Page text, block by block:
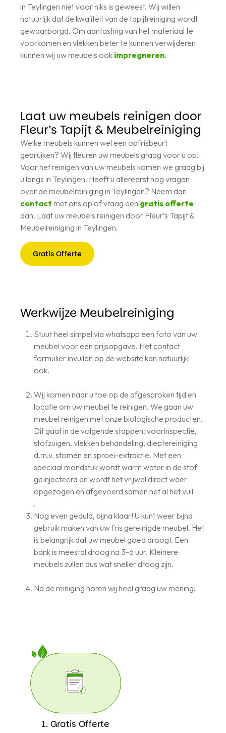
in Teylingen niet voor niks is geweest. Wij willen
natuurlijk dat de kwaliteit van de tapijtreiniging wordt
gewaarborgd. Om aantasting van het materiaal te
voorkomen en vlekken beter te kunnen verwijderen
kunnen wij uw meubels ook impregneren.
Laat uw meubels reinigen door
Fleur’s Tapijt & Meubelreiniging
Welke meubels kunnen wel een opfrisbeurt
gebruiken? Wij fleuren uw meubels graag voor u op!
Voor het reinigen van uw meubels komen we graag bij
u langs in Teylingen. Heeft u allereerst nog vragen
over de meubelreiniging in Teylingen? Neem dan
contact met ons op of vraag een gratis offerte
aan. Laat uw meubels reinigen door Fleur’s Tapijt &
Meubelreiniging in Teylingen.
Gratis Offerte
Werkwijze Meubelreiniging
Stuur heel simpel via whatsapp een foto van uw
meubel voor een prijsopgave. Het contact
formulier invullen op de website kan natuurlijk
ook.
Wij komen naar u toe op de afgesproken tijd en
locatie om uw meubel te reinigen. We gaan uw
meubel reinigen met onze biologische producten.
Dit gaat in de volgende stappen; voorinspectie,
stofzuigen, vlekken behandeling, dieptereiniging
d.m.v. stomen en sproei-extractie. Met een
speciaal mondstuk wordt warm water in de stof
geïnjecteerd en wordt het vrijwel direct weer
opgezogen en afgevoerd samen het al het vuil
.
Nog even geduld, bijna klaar! U kunt weer bijna
gebruik maken van uw fris gereinigde meubel. Het
is belangrijk dat uw meubel goed droogt. Een
bank is meestal droog na 3-6 uur. Kleinere
meubels zullen dus wat sneller droog zijn.
Na de reiniging horen wij heel graag uw mening!
1. Gratis Offerte